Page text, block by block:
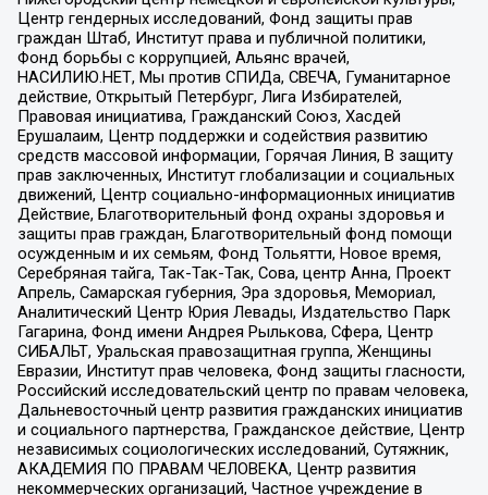
Центр гендерных исследований, Фонд защиты прав
граждан Штаб, Институт права и публичной политики,
Фонд борьбы с коррупцией, Альянс врачей,
НАСИЛИЮ.НЕТ, Мы против СПИДа, СВЕЧА, Гуманитарное
действие, Открытый Петербург, Лига Избирателей,
Правовая инициатива, Гражданский Союз, Хасдей
Ерушалаим, Центр поддержки и содействия развитию
средств массовой информации, Горячая Линия, В защиту
прав заключенных, Институт глобализации и социальных
движений, Центр социально-информационных инициатив
Действие, Благотворительный фонд охраны здоровья и
защиты прав граждан, Благотворительный фонд помощи
осужденным и их семьям, Фонд Тольятти, Новое время,
Серебряная тайга, Так-Так-Так, Сова, центр Анна, Проект
Апрель, Самарская губерния, Эра здоровья, Мемориал,
Аналитический Центр Юрия Левады, Издательство Парк
Гагарина, Фонд имени Андрея Рылькова, Сфера, Центр
СИБАЛЬТ, Уральская правозащитная группа, Женщины
Евразии, Институт прав человека, Фонд защиты гласности,
Российский исследовательский центр по правам человека,
Дальневосточный центр развития гражданских инициатив
и социального партнерства, Гражданское действие, Центр
независимых социологических исследований, Сутяжник,
АКАДЕМИЯ ПО ПРАВАМ ЧЕЛОВЕКА, Центр развития
некоммерческих организаций, Частное учреждение в